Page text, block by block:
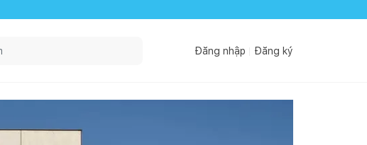
Đăng nhập Đăng ký